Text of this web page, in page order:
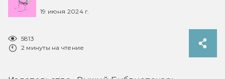
19 июня 2024 г.
5813
2 минуты на чтение